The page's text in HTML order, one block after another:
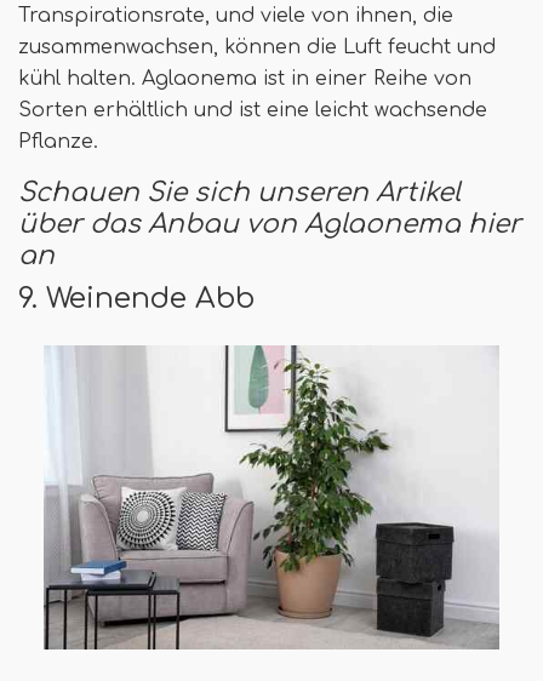
Transpirationsrate, und viele von ihnen, die
zusammenwachsen, können die Luft feucht und
kühl halten. Aglaonema ist in einer Reihe von
Sorten erhältlich und ist eine leicht wachsende
Pflanze.
Schauen Sie sich unseren Artikel
über das Anbau von Aglaonema hier
an
9. Weinende Abb